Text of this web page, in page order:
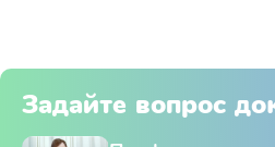
Задайте вопрос